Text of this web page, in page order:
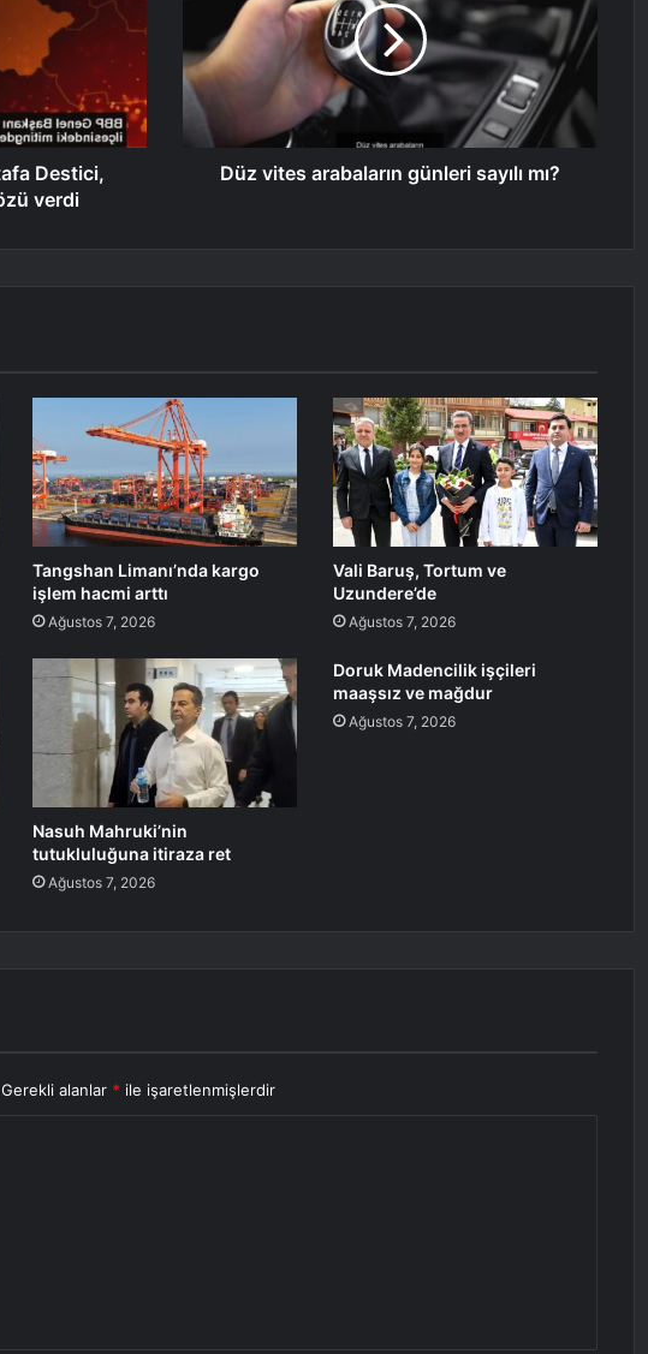
Destici,
verdi
Düz vites arabaların günleri sayılı mı?
Tangshan Limanı’nda kargo
işlem hacmi arttı
Ağustos 7, 2026
Vali Baruş, Tortum ve
Uzundere’de
Ağustos 7, 2026
Nasuh Mahruki’nin
tutukluluğuna itiraza ret
Ağustos 7, 2026
Doruk Madencilik işçileri
maaşsız ve mağdur
Ağustos 7, 2026
Gerekli alanlar * ile işaretlenmişlerdir